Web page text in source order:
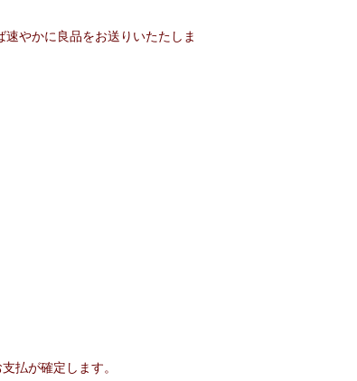
やかに良品をお送りいたたしま
払が確定します。